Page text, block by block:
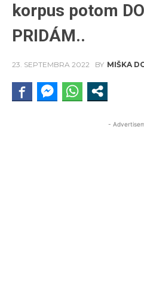
korpus potom
PRIDÁM..
23. SEPTEMBRA 2022 BY MIŠKA
-